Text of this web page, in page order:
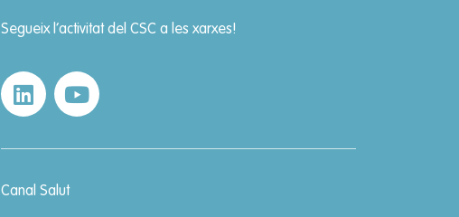
Segueix l’activitat del CSC a les xarxes!
Canal Salut